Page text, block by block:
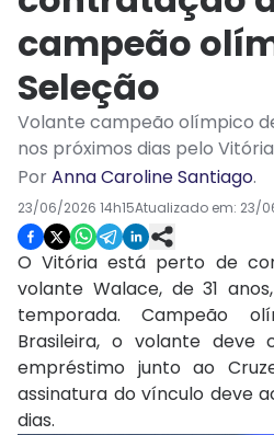
campeão
Seleção
Volante campeão olímpico
nos próximos dias pelo Vitória
PorAnna Caroline Santiago.
23/06/2026 14h15Atualizado em: 23/
O Vitória está perto de
volante Walace, de 31
temporada. Campeão
Brasileira, o volante deve
empréstimo junto ao
assinatura do vínculo deve
dias.